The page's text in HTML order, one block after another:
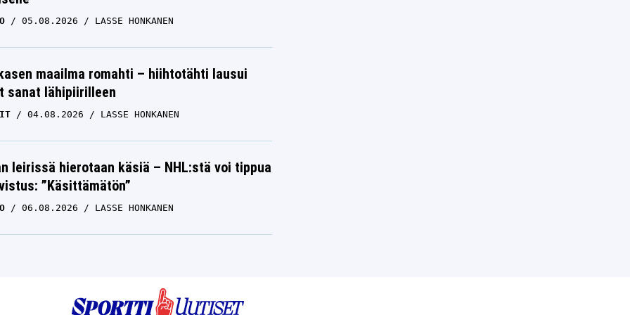
05.08.2026 LASSE HONKANEN
maailma romahti – hiihtotähti lausui
sanat lähipiirilleen
04.08.2026 LASSE HONKANEN
leirissä hierotaan käsiä – NHL:stä voi tippua
”Käsittämätön”
06.08.2026 LASSE HONKANEN